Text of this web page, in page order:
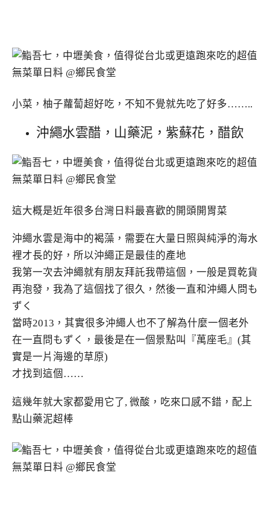
小菜，柚子蘿蔔超好吃，不知不覺就先吃了好多……..
沖繩水雲醋，山藥泥，紫蘇花，醋飲
這大概是近年很多台灣日料最喜歡的開頭開胃菜
沖繩水雲是海中的褐藻，需要在大量日照與純淨的海水
裡才長的好，所以沖繩正是最佳的產地
我第一次去沖繩就有朋友拜託我帶這個，一般是買乾貨
再泡發，我為了這個找了很久，然後一直和沖繩人問も
ずく
當時2013，其實很多沖繩人也不了解為什麼一個老外
在一直問もずく，最後是在一個景點叫『萬座毛』(其
實是一片海邊的草原)
才找到這個……
這幾年就大家都愛用它了, 微酸，吃來口感不錯，配上
點山藥泥超棒